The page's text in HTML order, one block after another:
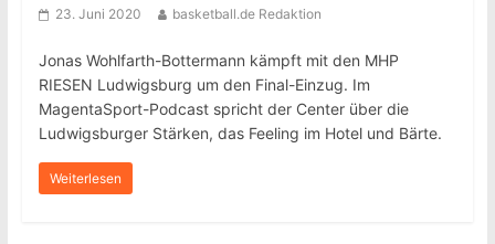
23. Juni 2020 basketball.de Redaktion
Jonas Wohlfarth-Bottermann kämpft mit den MHP
RIESEN Ludwigsburg um den Final-Einzug. Im
MagentaSport-Podcast spricht der Center über die
Ludwigsburger Stärken, das Feeling im Hotel und Bärte.
Weiterlesen